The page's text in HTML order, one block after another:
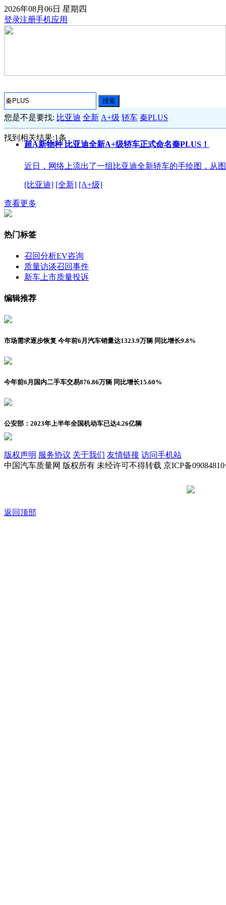
2026年08月06日 星期四
登录注册手机应用
搜索
您是不是要找: 比亚迪 全新 A+级 轿车 秦PLUS
找到相关结果:1条
超A新物种 比亚迪全新A+级轿车正式命名秦PLUS！
近日，网络上流出了一组比亚迪全新轿车的手绘图，从
[比亚迪] [全新] [A+级]
查看更多
热门标签
召回分析EV咨询
质量访谈召回事件
新车上市质量投诉
编辑推荐
市场需求逐步恢复 今年前6月汽车销量达1323.9万辆 同比增长9.8%
今年前6月国内二手车交易876.86万辆 同比增长15.60%
公安部：2023年上半年全国机动车已达4.26亿辆
版权声明 服务协议 关于我们 友情链接 访问手机站
中国汽车质量网 版权所有 未经许可不得转载 京ICP备09084810
返回顶部